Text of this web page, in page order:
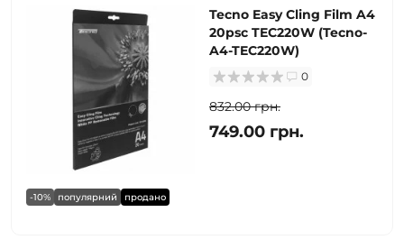
-10% популярний продано
Tecno Easy Cling Film A4
20psc TEC220W (Tecno-
A4-TEC220W)
0
832.00 грн.
749.00 грн.